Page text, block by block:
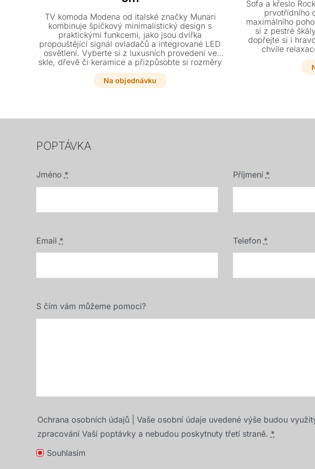
TV komoda Modena od italské značky Munari
kombinuje špičkový minimalistický design s
praktickými funkcemi, jako jsou dvířka
propouštějící signál ovladačů a integrované LED
osvětlení. Vyberte si z luxusních provedení ve
skle, dřevě či keramice a přizpůsobte si rozměry
přesně podle velikosti vaší televize. Tento
elegantní kousek s multizásuvkou a
nastavitelnými policemi se stane dokonalým
Na objednávku
Sofa a křeslo
prvotřídního
maximálního
si z pestré
dopřejte si i
chvíle
elegantní
POPTÁVKA
Jméno * Příjmení *
Email * Telefon *
S čím vám můžeme pomoci?
Ochrana osobních údajů | Vaše osobní údaje uvedené výše budou
zpracování Vaší poptávky a nebudou poskytnuty třetí straně. *
Souhlasím